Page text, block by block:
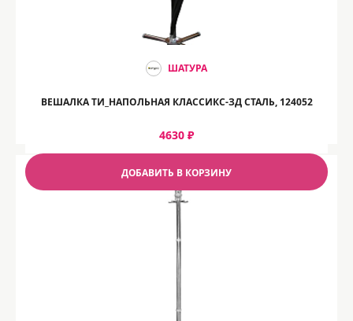
ШАТУРА
ВЕШАЛКА ТИ_НАПОЛЬНАЯ КЛАССИКС-ЗД СТАЛЬ, 124052
4630 ₽
ДОБАВИТЬ В КОРЗИНУ